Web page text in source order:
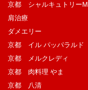
京都 シャルキュトリーM
肩治療
ダメエリー
京都 イル パッパラルド
京都 メルクレディ
京都 肉料理 やま
京都 八清